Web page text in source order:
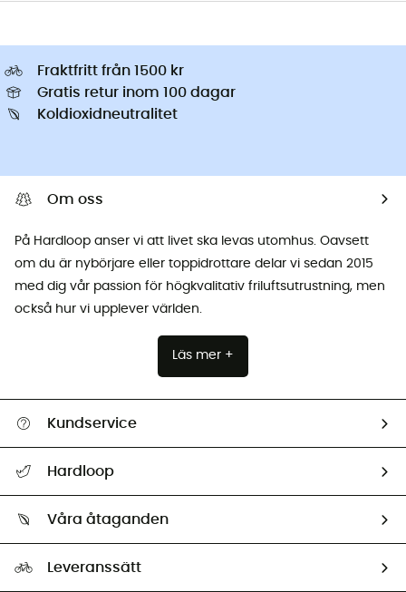
Fraktfritt från 1500 kr
Gratis retur inom 100 dagar
Koldioxidneutralitet
Om oss
På Hardloop anser vi att livet ska levas utomhus. Oavsett
om du är nybörjare eller toppidrottare delar vi sedan 2015
med dig vår passion för högkvalitativ friluftsutrustning, men
också hur vi upplever världen.
Läs mer +
Kundservice
Retur & återbetalning
Hardloop
Ambassadörer
Våra åtaganden
Leveranssätt